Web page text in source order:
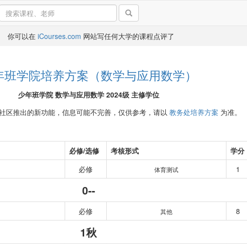
你可以在 iCourses.com 网站写任何大学的课程点评了
班学院培养方案（数学与应用数学）
少年班学院 数学与应用数学 2024级 主修学位
区推出的新功能，信息可能不完善，仅供参考，请以 教务处培养方案 为准。
必修/选修 考核形式 学分
必修 体育测试 1
0--
必修 其他 8
1秋